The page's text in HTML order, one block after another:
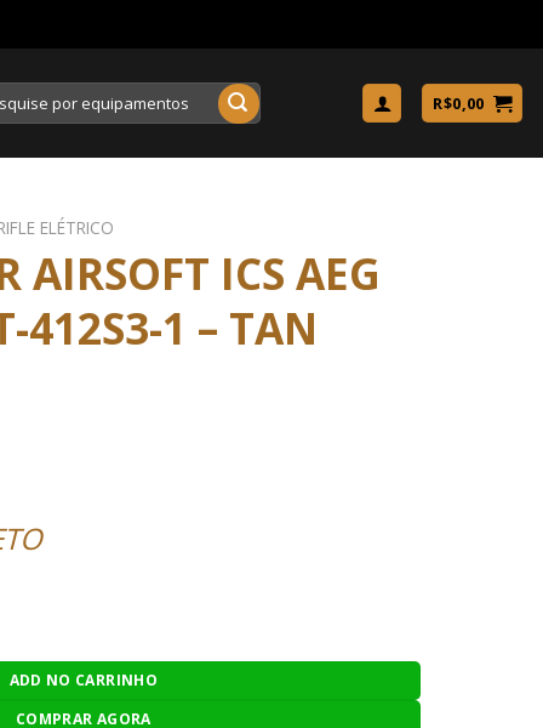
R$0,00
ELÉTRICO
AIRSOFT ICS AEG
412S3-1 – TAN
CXP-YAK IMT-412S3-1 - TAN quantidade
ADD NO CARRINHO
COMPRAR AGORA